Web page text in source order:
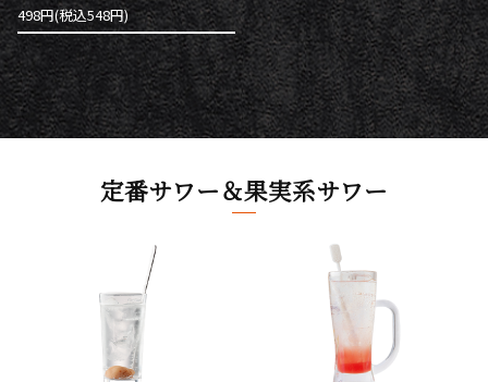
498円(税込548円)
定番サワー＆果実系サワー